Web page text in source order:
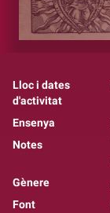
Lloc i dates
d'activitat
Ensenya
Notes
Gènere
Font